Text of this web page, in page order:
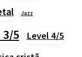
Jazz
3/5 Level 4/5